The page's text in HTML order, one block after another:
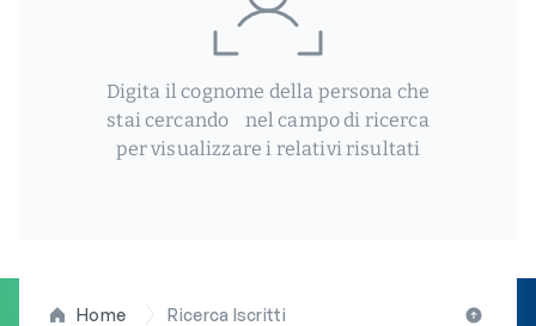
Digita il cognome della persona che
stai cercando nel campo di ricerca
per visualizzare i relativi risultati
Home Ricerca Iscritti